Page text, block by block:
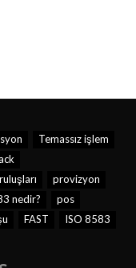
Temassız işlem
provizyon
nedir?
pos
FAST ISO 8583